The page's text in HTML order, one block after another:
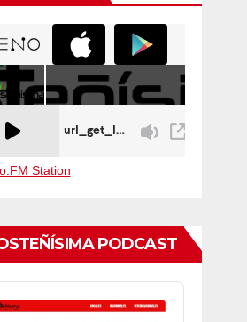
Station
PODCAST